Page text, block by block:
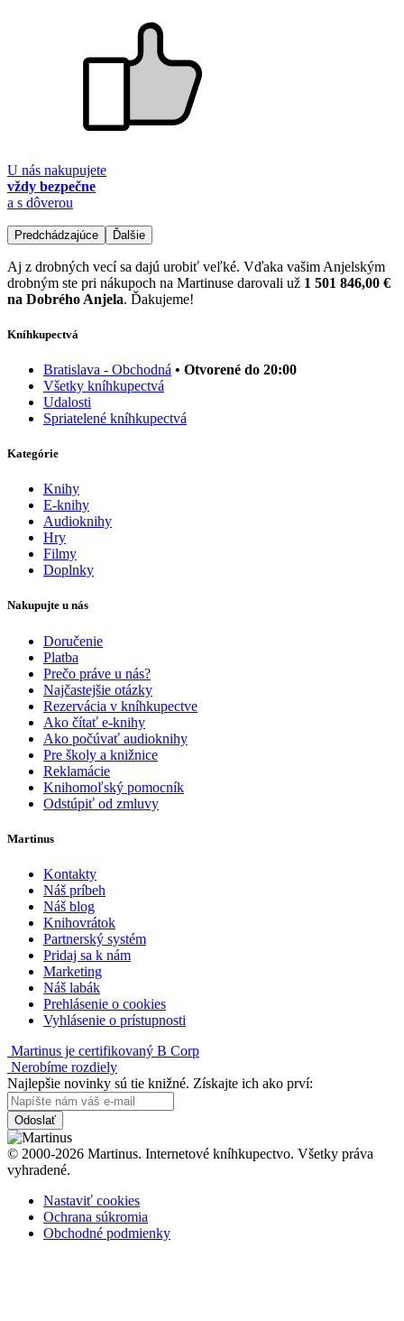
U nás nakupujete
vždy bezpečne
a s dôverou
Predchádzajúce Ďalšie
Aj z drobných vecí sa dajú urobiť veľké. Vďaka vašim Anjelským
drobným ste pri nákupoch na Martinuse darovali už 1 501 846,00 €
na Dobrého Anjela. Ďakujeme!
Kníhkupectvá
Bratislava - Obchodná • Otvorené do 20:00
Všetky kníhkupectvá
Udalosti
Spriatelené kníhkupectvá
Kategórie
Knihy
E-knihy
Audioknihy
Hry
Filmy
Doplnky
Nakupujte u nás
Doručenie
Platba
Prečo práve u nás?
Najčastejšie otázky
Rezervácia v kníhkupectve
Ako čítať e-knihy
Ako počúvať audioknihy
Pre školy a knižnice
Reklamácie
Knihomoľský pomocník
Odstúpiť od zmluvy
Martinus
Kontakty
Náš príbeh
Náš blog
Knihovrátok
Partnerský systém
Pridaj sa k nám
Marketing
Náš labák
Prehlásenie o cookies
Vyhlásenie o prístupnosti
Martinus je certifikovaný B Corp
Nerobíme rozdiely
Najlepšie novinky sú tie knižné. Získajte ich ako prví:
Odoslať
© 2000-2026 Martinus. Internetové kníhkupectvo. Všetky práva
vyhradené.
Nastaviť cookies
Ochrana súkromia
Obchodné podmienky